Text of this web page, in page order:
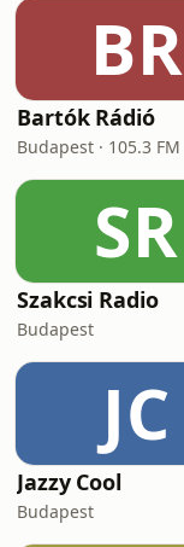
BR
Bartók Rádió
Budapest · 105.3 FM
SR
Szakcsi Radio
Budapest
JC
Jazzy Cool
Budapest